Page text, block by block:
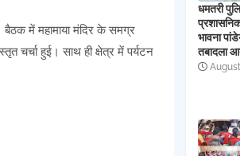
बैठक में महामाया मंदिर के समग्र
चर्चा हुई। साथ ही क्षेत्र में पर्यटन
धमतरी
भावना
तबादला